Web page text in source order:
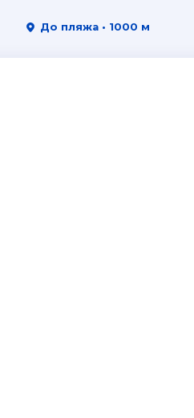
До пляжа • 1000 м